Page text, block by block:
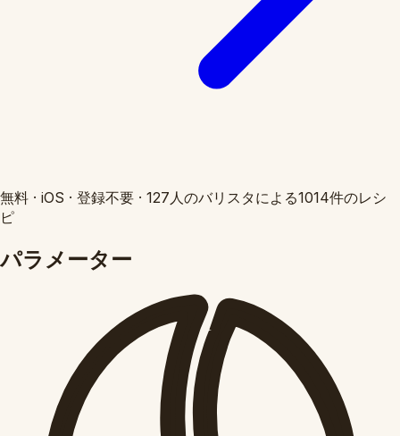
無料 · iOS · 登録不要 · 127人のバリスタによる1014件のレシ
ピ
パラメーター